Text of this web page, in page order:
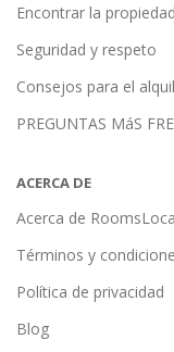
Encontrar la
Seguridad y respeto
Consejos para el
PREGUNTAS MáS
ACERCA DE
Acerca de
Términos y
Política de privacidad
Blog